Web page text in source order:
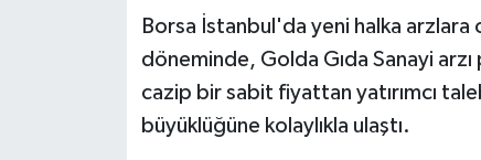
Borsa İstanbul'da yeni halka arzlara
döneminde, Golda Gıda Sanayi
cazip bir sabit fiyattan yatırımcı
büyüklüğüne kolaylıkla ulaştı.